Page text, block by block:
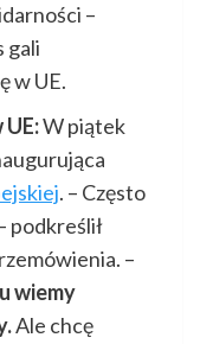
–
gali
w UE.
W piątek
. – Często
podkreślił
–
wiemy
Ale chcę